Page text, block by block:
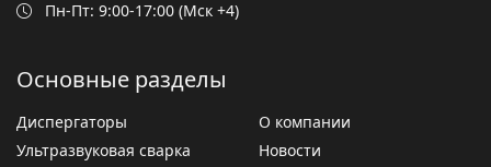
Пн-Пт: 9:00-17:00 (Мск +4)
Основные разделы
Диспергаторы
Ультразвуковая сварка
О компании
Новости